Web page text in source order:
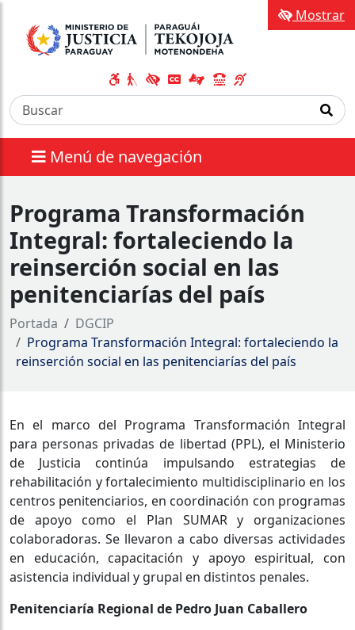
Menú de navegación
Mostrar
Programa Transformación
Integral: fortaleciendo la
reinserción social en las
penitenciarías del país
Portada
DGCIP
Programa Transformación Integral: fortaleciendo la
reinserción social en las penitenciarías del país
En el marco del Programa Transformación Integral
para personas privadas de libertad (PPL), el Ministerio
de Justicia continúa impulsando estrategias de
rehabilitación y fortalecimiento multidisciplinario en los
centros penitenciarios, en coordinación con programas
de apoyo como el Plan SUMAR y organizaciones
colaboradoras. Se llevaron a cabo diversas actividades
en educación, capacitación y apoyo espiritual, con
asistencia individual y grupal en distintos penales.
Penitenciaría Regional de Pedro Juan Caballero